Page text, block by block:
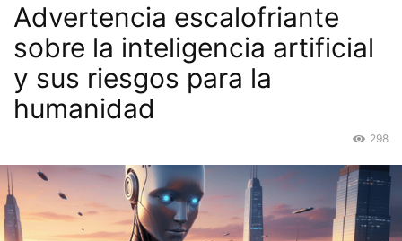
Advertencia escalofriante
sobre la inteligencia artificial
y sus riesgos para la
humanidad
298